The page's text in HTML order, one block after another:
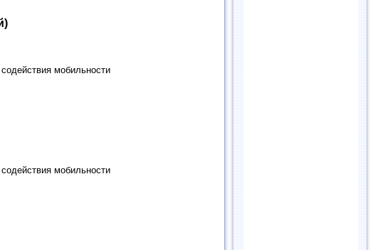
мобильности
мобильности